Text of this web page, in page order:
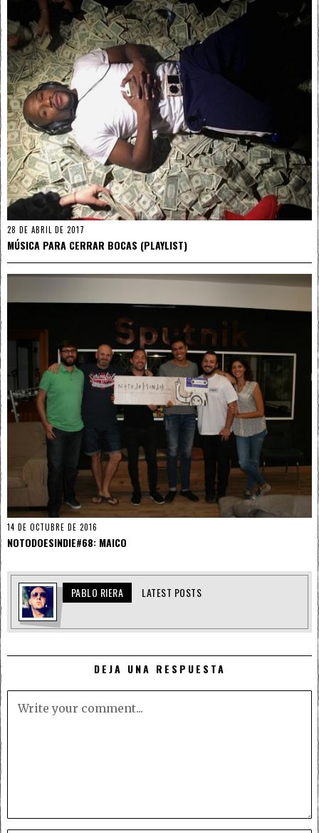
28 DE ABRIL DE 2017
MÚSICA PARA CERRAR BOCAS (PLAYLIST)
14 DE OCTUBRE DE 2016
NOTODOESINDIE#68: MAICO
PABLO RIERA LATEST POSTS
DEJA UNA RESPUESTA